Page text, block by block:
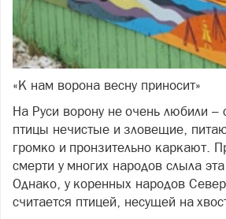
«К нам ворона весну приносит»
На Руси ворону не очень любили –
птицы нечистые и зловещие,
громко и пронзительно каркают.
смерти у многих народов слыла
Однако, у коренных народов
считается птицей, несущей на